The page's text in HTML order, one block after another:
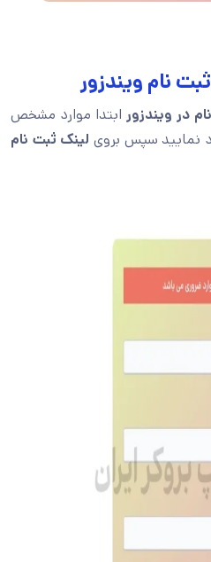
نام ویندزور
در ویندزور ابتدا موارد مشخص
نمایید سپس بروی لینک ثبت نام